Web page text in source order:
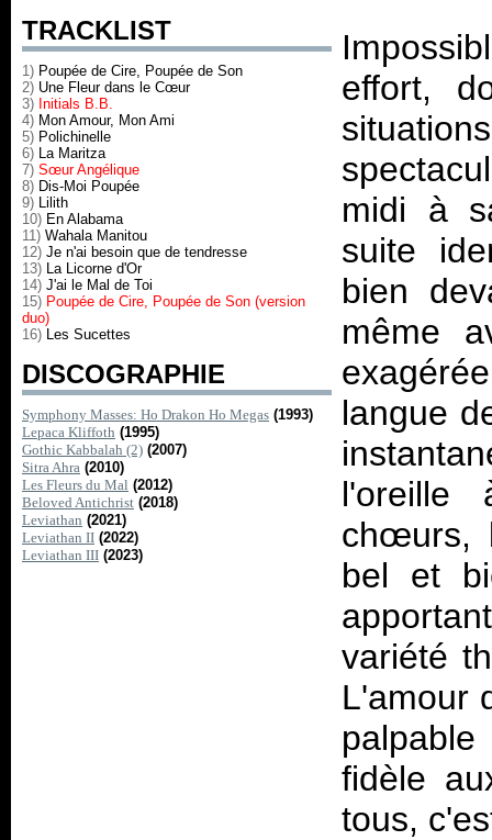
TRACKLIST
1) Poupée de Cire, Poupée de Son
2) Une Fleur dans le Cœur
3) Initials B.B.
4) Mon Amour, Mon Ami
5) Polichinelle
6) La Maritza
7) Sœur Angélique
8) Dis-Moi Poupée
9) Lilith
10) En Alabama
11) Wahala Manitou
12) Je n'ai besoin que de tendresse
13) La Licorne d'Or
14) J'ai le Mal de Toi
15) Poupée de Cire, Poupée de Son (version
duo)
16) Les Sucettes
DISCOGRAPHIE
Symphony Masses: Ho Drakon Ho Megas (1993)
Lepaca Kliffoth (1995)
Gothic Kabbalah (2) (2007)
Sitra Ahra (2010)
Les Fleurs du Mal (2012)
Beloved Antichrist (2018)
Leviathan (2021)
Leviathan II (2022)
Leviathan III (2023)
effort,
midi à
suite
bien
même
langue
l'oreille
chœurs,
bel et
variété
L'amour
fidèle
tous,